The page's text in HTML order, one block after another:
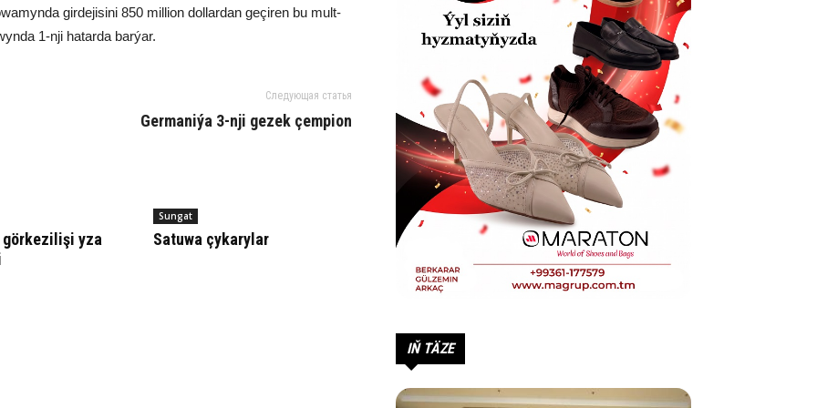
gir­de­ji­si­ni 850 mil­li­on dol­lar­dan ge­çi­ren bu mult­
1-nji ha­tar­da bar­ýar.
Следующая статья
Germaniýa 3-nji gezek çempion
yza
Sungat
Satuwa çykarylar
IŇ TÄZE